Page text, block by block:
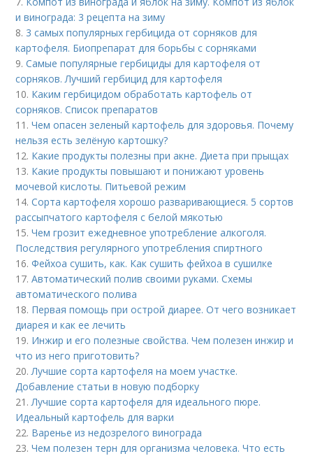
и винограда: 3 рецепта на зиму
8. 3 самых популярных гербицида от сорняков для
картофеля. Биопрепарат для борьбы с сорняками
9.Самые популярные гербициды для картофеля от
сорняков. Лучший гербицид для картофеля
10. Каким гербицидом обработать картофель от
сорняков. Список препаратов
11.Чем опасен зеленый картофель для здоровья. Почему
нельзя есть зелёную картошку?
12. Какие продукты полезны при акне. Диета при прыщах
13. Какие продукты повышают и понижают уровень
мочевой кислоты. Питьевой режим
14.Сорта картофеля хорошо разваривающиеся. 5 сортов
рассыпчатого картофеля с белой мякотью
15.Чем грозит ежедневное употребление алкоголя.
Последствия регулярного употребления спиртного
16.Фейхоа сушить, как. Как сушить фейхоа в сушилке
17.Автоматический полив своими руками. Схемы
автоматического полива
18. Первая помощь при острой диарее. От чего возникает
диарея и как ее лечить
19. Инжир и его полезные свойства. Чем полезен инжир и
что из него приготовить?
20.Лучшие сорта картофеля на моем участке.
Добавление статьи в новую подборку
21.Лучшие сорта картофеля для идеального пюре.
Идеальный картофель для варки
22. Варенье из недозрелого винограда
23.Чем полезен терн для организма человека. Что есть